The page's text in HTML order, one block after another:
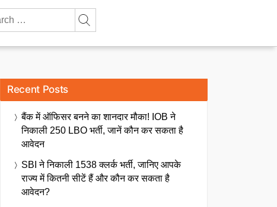
Recent Posts
बैंक में ऑफिसर बनने का शानदार मौका! IOB ने
निकाली 250 LBO भर्ती, जानें कौन कर सकता है
आवेदन
SBI ने निकाली 1538 क्लर्क भर्ती, जानिए आपके
राज्य में कितनी सीटें हैं और कौन कर सकता है
आवेदन?